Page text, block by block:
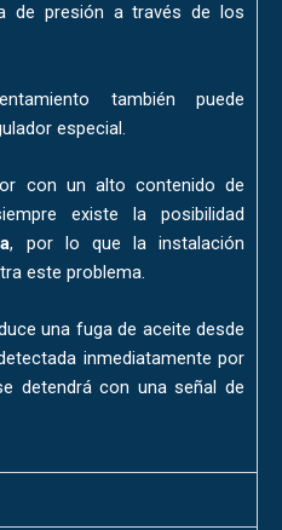
de presión a través de los
también puede
especial.
con un alto contenido de
existe la posibilidad
, por lo que la instalación
este problema.
una fuga de aceite desde
inmediatamente por
detendrá con una señal de